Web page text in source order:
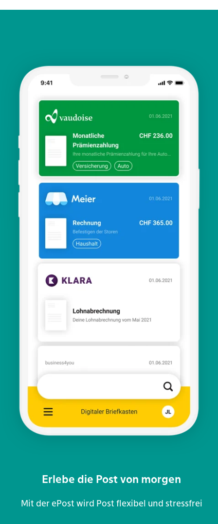
Erlebe die Post von morgen
Mit der ePost wird Post flexibel und stressfrei